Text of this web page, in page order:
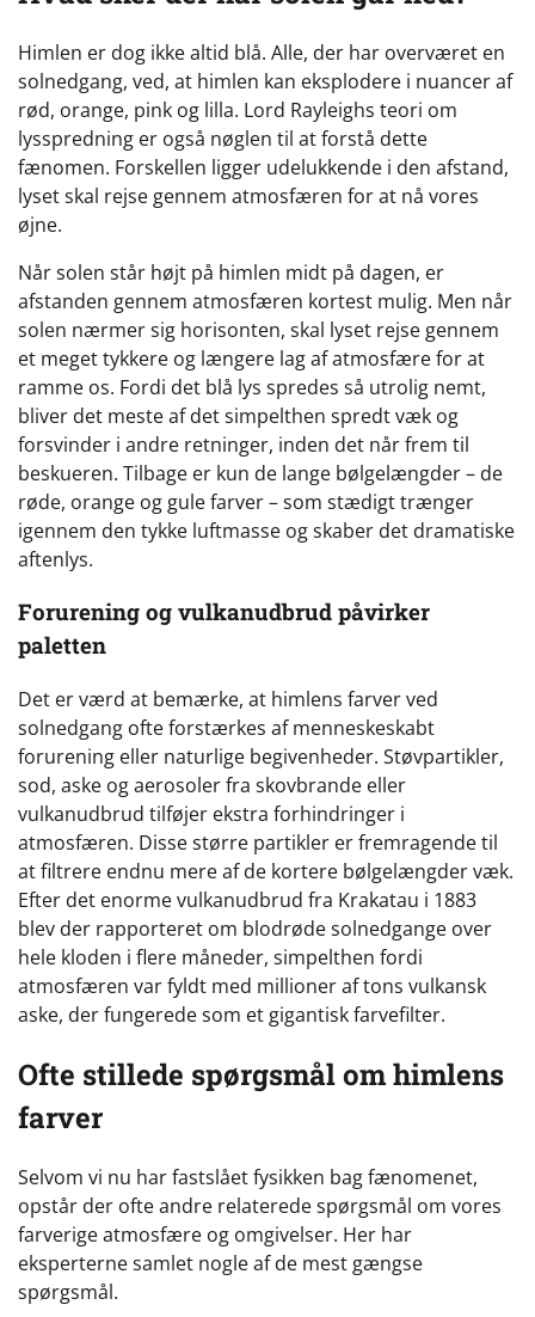
Himlen er dog ikke altid blå. Alle, der har overværet en
solnedgang, ved, at himlen kan eksplodere i nuancer af
rød, orange, pink og lilla. Lord Rayleighs teori om
lysspredning er også nøglen til at forstå dette
fænomen. Forskellen ligger udelukkende i den afstand,
lyset skal rejse gennem atmosfæren for at nå vores
øjne.
Når solen står højt på himlen midt på dagen, er
afstanden gennem atmosfæren kortest mulig. Men når
solen nærmer sig horisonten, skal lyset rejse gennem
et meget tykkere og længere lag af atmosfære for at
ramme os. Fordi det blå lys spredes så utrolig nemt,
bliver det meste af det simpelthen spredt væk og
forsvinder i andre retninger, inden det når frem til
beskueren. Tilbage er kun de lange bølgelængder – de
røde, orange og gule farver – som stædigt trænger
igennem den tykke luftmasse og skaber det dramatiske
aftenlys.
Forurening og vulkanudbrud påvirker
paletten
Det er værd at bemærke, at himlens farver ved
solnedgang ofte forstærkes af menneskeskabt
forurening eller naturlige begivenheder. Støvpartikler,
sod, aske og aerosoler fra skovbrande eller
vulkanudbrud tilføjer ekstra forhindringer i
atmosfæren. Disse større partikler er fremragende til
at filtrere endnu mere af de kortere bølgelængder væk.
Efter det enorme vulkanudbrud fra Krakatau i 1883
blev der rapporteret om blodrøde solnedgange over
hele kloden i flere måneder, simpelthen fordi
atmosfæren var fyldt med millioner af tons vulkansk
aske, der fungerede som et gigantisk farvefilter.
Ofte stillede spørgsmål om himlens
farver
Selvom vi nu har fastslået fysikken bag fænomenet,
opstår der ofte andre relaterede spørgsmål om vores
farverige atmosfære og omgivelser. Her har
eksperterne samlet nogle af de mest gængse
spørgsmål.